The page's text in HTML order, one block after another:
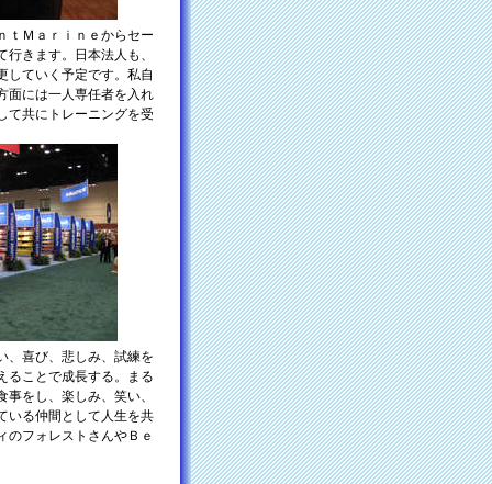
ｔＭａｒｉｎｅからセー
きます。日本法人も、
していく予定です。私自
面には一人専任者を入れ
て共にトレーニングを受
、喜び、悲しみ、試練を
ることで成長する。まる
をし、楽しみ、笑い、
いる仲間として人生を共
のフォレストさんやＢｅ